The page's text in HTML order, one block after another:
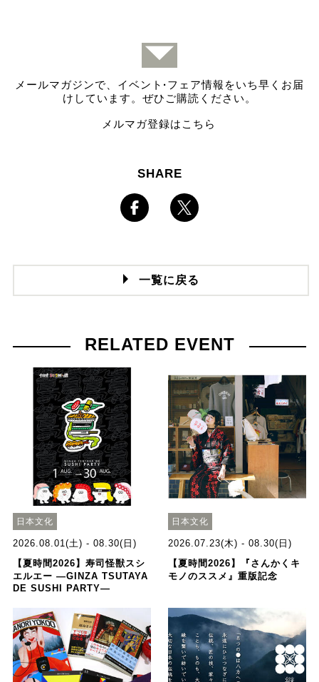
メールマガジンで、イベント ·フェア情報をいち早くお届
けしています。ぜひご購読ください。
メルマガ登録はこちら
SHARE
一覧に戻る
RELATED EVENT
日本文化
2026.08.01(土) - 08.30(日)
【夏時間2026】寿司怪獣スシ
エルエー ―GINZA TSUTAYA
DE SUSHI PARTY―
日本文化
2026.07.23(木) - 08.30(日)
【夏時間2026】『さんかくキ
モノのススメ』重版記念